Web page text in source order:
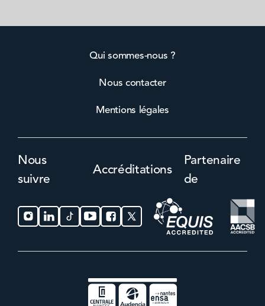
Qui sommes-nous ?
Nous contacter
Mentions légales
Nous
suivre
Accréditations
Partenaire
de